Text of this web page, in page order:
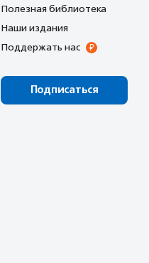
Полезная библиотека
Наши издания
Поддержать нас
Подписаться